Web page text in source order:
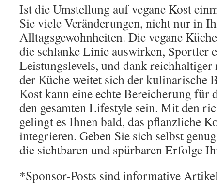
Ist die Umstellung auf vegane Kost
Sie viele Veränderungen, nicht nur in
Alltagsgewohnheiten. Die vegane
die schlanke Linie auswirken, Sportler
Leistungslevels, und dank
der Küche weitet sich der kulinarische
Kost kann eine echte Bereicherung für
den gesamten Lifestyle sein. Mit den
gelingt es Ihnen bald, das pflanzliche
integrieren. Geben Sie sich selbst
die sichtbaren und spürbaren Erfolge
*Sponsor-Posts sind informative